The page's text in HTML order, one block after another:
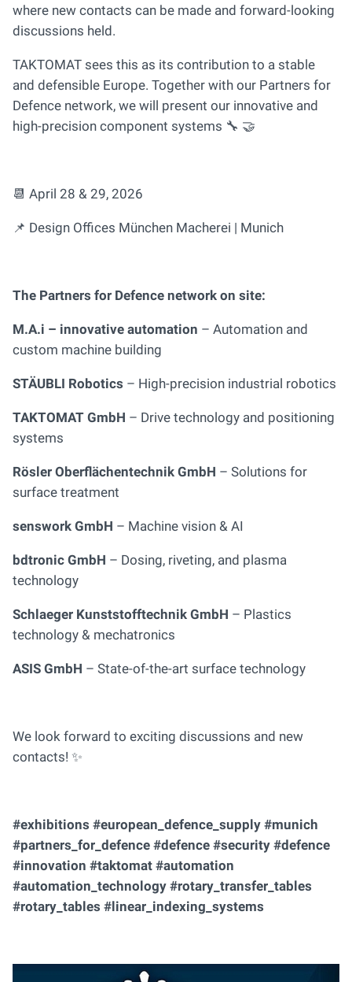
where new contacts can be made and forward-looking
discussions held.
TAKTOMAT sees this as its contribution to a stable
and defensible Europe. Together with our Partners for
Defence network, we will present our innovative and
high-precision component systems 🔧 🤝
📆 April 28 & 29, 2026
📌 Design Offices München Macherei | Munich
The Partners for Defence network on site:
M.A.i – innovative automation – Automation and
custom machine building
STÄUBLI Robotics – High-precision industrial robotics
TAKTOMAT GmbH – Drive technology and positioning
systems
Rösler Oberflächentechnik GmbH – Solutions for
surface treatment
senswork GmbH – Machine vision & AI
bdtronic GmbH – Dosing, riveting, and plasma
technology
Schlaeger Kunststofftechnik GmbH – Plastics
technology & mechatronics
ASIS GmbH – State-of-the-art surface technology
We look forward to exciting discussions and new
contacts! ✨
#exhibitions #european_defence_supply #munich
#partners_for_defence #defence #security #defence
#innovation #taktomat #automation
#automation_technology #rotary_transfer_tables
#rotary_tables #linear_indexing_systems